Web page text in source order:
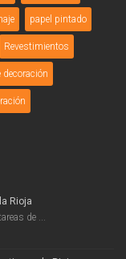
papel pintado
Revestimientos
decoración
Rioja
de ...